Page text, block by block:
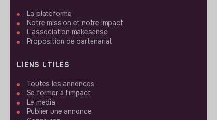
La plateforme
Notre mission et notre impact
L'association makesense
Proposition de partenariat
LIENS UTILES
Toutes les annonces
Se former à l'impact
Le media
Publier une annonce